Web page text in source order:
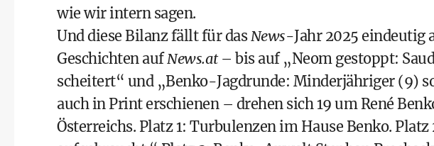
wie wir intern sagen.
Und diese Bilanz fällt für dasNews-Jahr 2025 eindeutig
Geschichten aufNews.at– bis auf „Neom gestoppt:
scheitert“ und „Benko-Jagdrunde: Minderjähriger (9)
auch in Print erschienen – drehen sich 19 um René
Österreichs. Platz 1: Turbulenzen im Hause Benko. Platz